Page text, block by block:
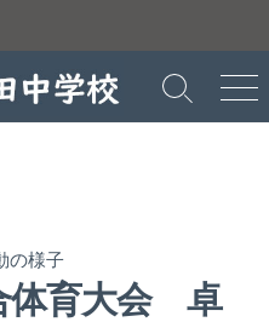
検
索
メ
ニ
の様子
体育大会 卓